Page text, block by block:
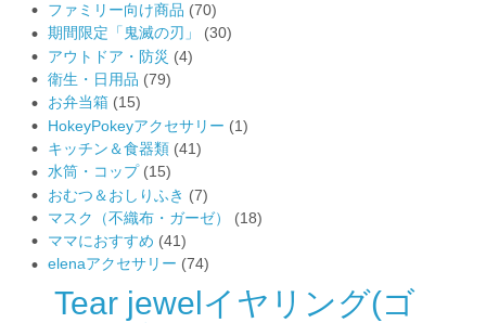
ファミリー向け商品 (70)
期間限定「鬼滅の刃」
(30)
アウトドア・防災 (4)
衛生・日用品 (79)
お弁当箱 (15)
HokeyPokeyアクセサリー (1)
キッチン＆食器類 (41)
水筒・コップ (15)
おむつ＆おしりふき (7)
マスク（不織布・ガーゼ）
(18)
ママにおすすめ (41)
elenaアクセサリー (74)
Tear jewelイヤリング(ゴ